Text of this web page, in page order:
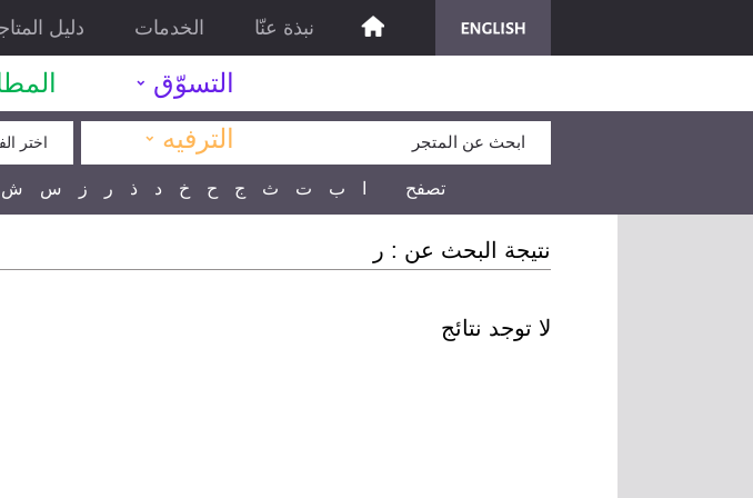
نبذة عنّا الخدمات دليل
التسوّق
الترفيه ˯
اختر
تصفح ب ت ث ج ح خ د ذ ر ز س ش
نتيجة البحث عن : ر
لا توجد نتائج